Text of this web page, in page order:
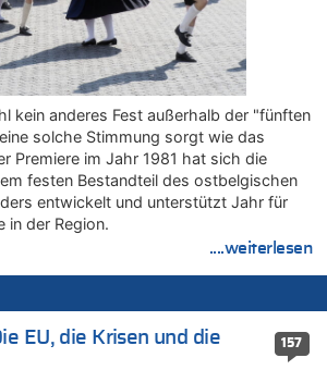
von Sparwasser zu
diesem Sommer ist jetzt amtlich
von Dax zu
in diesem Sommer ist jetzt amtlich
von Heinz F. zu
in Londons City niedergestochen
von Hugo Egon Bernhard von Sinnen zu
in diesem Sommer ist jetzt amtlich
von Medium zu
aus Haus des verstorbenen Nachbarn
von Hubert F. zu
diesem Sommer ist jetzt amtlich
von Ermitler zu
diesem Sommer ist jetzt amtlich
kein anderes Fest außerhalb der "fünften
solche Stimmung sorgt wie das
Premiere im Jahr 1981 hat sich die
festen Bestandteil des ostbelgischen
entwickelt und unterstützt Jahr für
in der Region.
....weiterlesen
157
EU, die Krisen und die